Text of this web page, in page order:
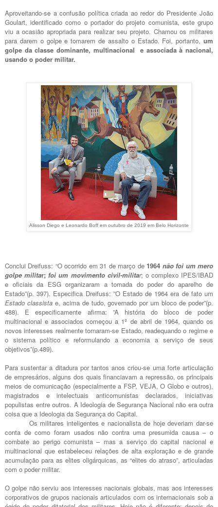
Aproveitando-se a confusão política criada ao redor do Presidente João
Goulart, identificado como o portador do projeto comunista, este grupo
viu a ocasião apropriada para realizar seu projeto. Chamou os militares
para darem o golpe e tomarem de assalto o Estado. Foi, portanto, um
golpe da classe dominante, multinacional e associada à nacional,
usando o poder militar.
Alisson Diego e Leonardo Boff em outubro de 2019 em Belo Horizonte
Conclui Dreifuss: “O ocorrido em 31 de março de 1964 não foi um mero
golpe militar;foi um movimento civil-militar; o complexo IPES/IBAD
e oficiais da ESG organizaram a tomada do poder do aparelho de
Estado”(p. 397). Especifica Dreifuss: ”O Estado de 1964 era de fato um
Estado classistae, acima de tudo, governado por um bloco de poder”(p.
488). E especificamente afirma: ”A história do bloco de poder
multinacional e associados começou a 1º de abril de 1964, quando os
novos interesses realmente tornaram-se Estado, readequando o regime e
o sistema político e reformulando a economia a serviço de seus
objetivos”(p.489).
Para sustentar a ditadura por tantos anos criou-se uma forte articulação
de empresários, alguns dos quais financiavam a repressão, os principais
meios de comunicação (especialmente a FSP, VEJA, O Globo e outros),
magistrados e intelectuais anticomunistas declarados, iniciativas
populistas entre outros. A Ideologia de Segurança Nacional não era outra
coisa que a Ideologia da Segurança do Capital.
Os militares inteligentes e nacionalista de hoje deveriam dar-se
conta de como foram usados não contra uma presumida causa – o
combate ao perigo comunista – mas a serviço do capital nacional e
multinacional que estabeleceu relações de alta exploração e de grande
acumulação para as elites oligárquicas, as “elites do atraso”, articuladas
com o poder militar.
O golpe não serviu aos interesses nacionais globais, mas aos interesses
corporativos de grupos nacionais articulados com os internacionais sob a